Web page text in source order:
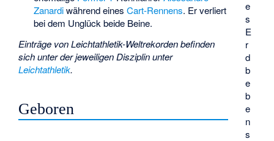
e
s
E
r
d
b
e
b
e
n
s
Zanardiwährend eines Cart-Rennens. Er verliert
bei dem Unglück beide Beine.
Einträge von Leichtathletik-Weltrekorden befinden
sich unter der jeweiligen Disziplin unter
Leichtathletik.
Geboren